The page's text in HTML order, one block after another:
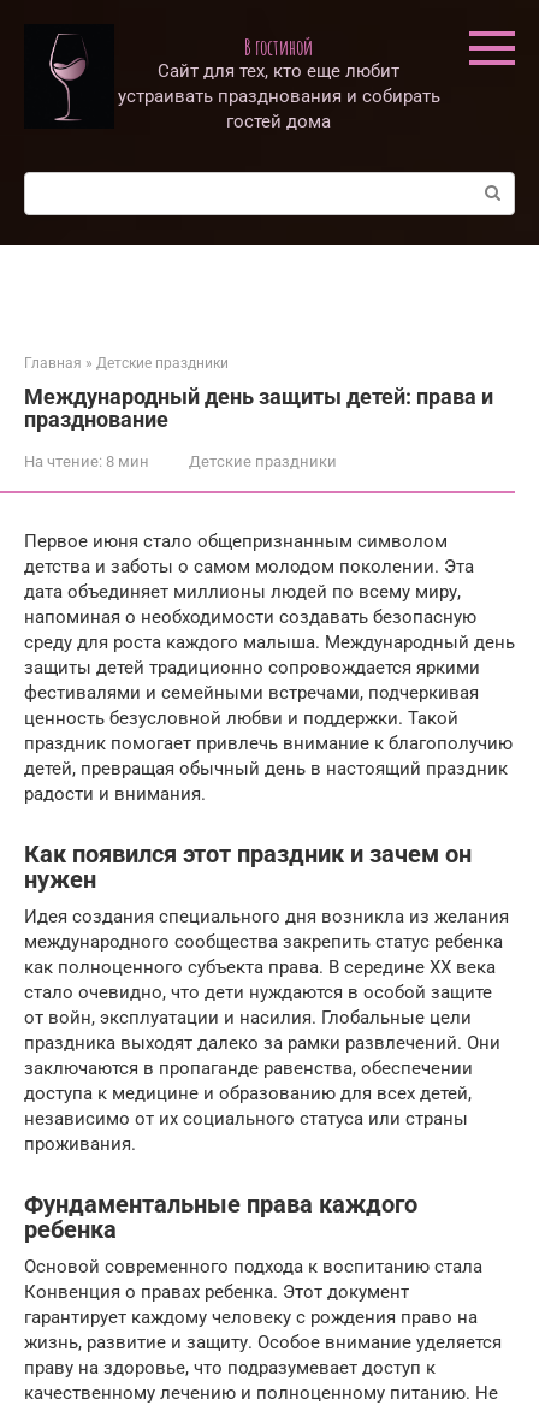
контенту
В гостиной
Сайт для тех, кто еще любит
устраивать празднования и собирать
гостей дома
Поиск:
Главная » Детские праздники
Международный день защиты детей: права и
празднование
На чтение: 8 мин Детские праздники
Первое июня стало общепризнанным символом
детства и заботы о самом молодом поколении. Эта
дата объединяет миллионы людей по всему миру,
напоминая о необходимости создавать безопасную
среду для роста каждого малыша. Международный день
защиты детей традиционно сопровождается яркими
фестивалями и семейными встречами, подчеркивая
ценность безусловной любви и поддержки. Такой
праздник помогает привлечь внимание к благополучию
детей, превращая обычный день в настоящий праздник
радости и внимания.
Как появился этот праздник и зачем он
нужен
Идея создания специального дня возникла из желания
международного сообщества закрепить статус ребенка
как полноценного субъекта права. В середине XX века
стало очевидно, что дети нуждаются в особой защите
от войн, эксплуатации и насилия. Глобальные цели
праздника выходят далеко за рамки развлечений. Они
заключаются в пропаганде равенства, обеспечении
доступа к медицине и образованию для всех детей,
независимо от их социального статуса или страны
проживания.
Фундаментальные права каждого
ребенка
Основой современного подхода к воспитанию стала
Конвенция о правах ребенка. Этот документ
гарантирует каждому человеку с рождения право на
жизнь, развитие и защиту. Особое внимание уделяется
праву на здоровье, что подразумевает доступ к
качественному лечению и полноценному питанию. Не